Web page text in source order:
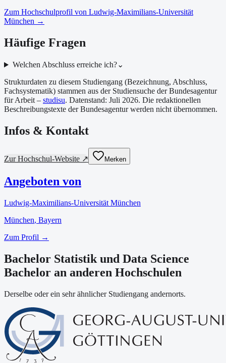
Zum Hochschulprofil von Ludwig-Maximilians-Universität
München →
Häufige Fragen
Welchen Abschluss erreiche ich?⌄
Strukturdaten zu diesem Studiengang (Bezeichnung, Abschluss,
Fachsystematik) stammen aus der Studiensuche der Bundesagentur
für Arbeit – studisu. Datenstand: Juli 2026. Die redaktionellen
Beschreibungstexte der Bundesagentur werden nicht übernommen.
Infos & Kontakt
Zur Hochschul-Website ↗ Merken
Angeboten von
Ludwig-Maximilians-Universität München
München, Bayern
Zum Profil →
Bachelor Statistik und Data Science
Bachelor an anderen Hochschulen
Derselbe oder ein sehr ähnlicher Studiengang andernorts.